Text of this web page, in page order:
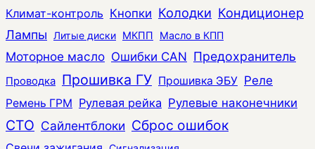
Климат-контроль Кнопки Колодки Кондиционер
Лампы Литые диски МКПП Масло в КПП
Моторное масло Ошибки CAN Предохранитель
Проводка Прошивка ГУ Прошивка ЭБУ Реле
Ремень ГРМ Рулевая рейка Рулевые наконечники
СТО Сайлентблоки Сброс ошибок